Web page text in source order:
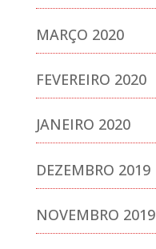
MARÇO 2020
FEVEREIRO 2020
JANEIRO 2020
DEZEMBRO 2019
NOVEMBRO 2019